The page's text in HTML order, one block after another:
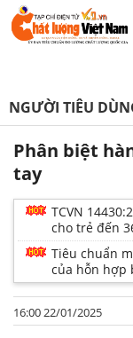
NGƯỜI TIÊU
Phân biệt
tay
TCVN
cho trẻ đến
Tiêu chuẩn
của hỗn hợp
16:00 22/01/2025